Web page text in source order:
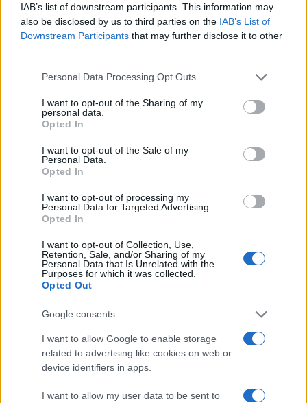
IAB’s list of downstream participants. This information may
also be disclosed by us to third parties on the IAB’s List of
Downstream Participants that may further disclose it to other
Please note that this website/app uses one or more Google
not limited to your visit or usage behaviour. You may click to
grant or deny consent to Google and its third-party tags to
use your data for below specified purposes in below Google
consent section.
Personal Data Processing Opt Outs
I want to opt-out of the Sharing of my
personal data.
Opted In
I want to opt-out of the Sale of my
Personal Data.
Opted In
I want to opt-out of processing my
Personal Data for Targeted Advertising.
Opted In
I want to opt-out of Collection, Use,
Retention, Sale, and/or Sharing of my
Personal Data that Is Unrelated with the
Purposes for which it was collected.
Opted Out
Google consents
I want to allow Google to enable storage
related to advertising like cookies on web or
device identifiers in apps.
I want to allow my user data to be sent to
Ricevi le nostre ultime news
daGoogle News
Condividi l'articolo
a
ce
b
o
o
k
w
it
te
r
Pi
n
re
W
h
s
p
p
h
re
Prossimo articolo
NOTIZIE RECENTI
Tre milioni di euro dalla Provincia Gallura per
nuove aule nelle scuole di Olbia
Incidente sulla provinciale 125, paura tra Olbia e